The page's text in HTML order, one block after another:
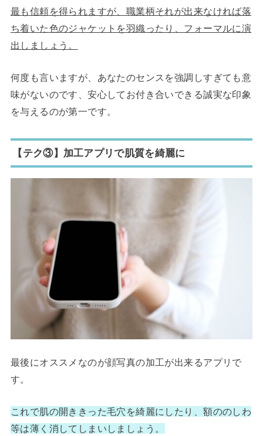
最も信頼を得られますが、職業柄それが出来なければ落
ち着いた色のジャケットを羽織ったり、フォーマルに演
出しましょう。
何度も言いますが、あなたのセンスを強調しすぎても意
味がないのです、安心してお付き合いできる誠実な印象
を与えるのが第一です。
【テク③】加工アプリで肌質を綺麗に
最後にオススメなのが顔写真の加工が出来るアプリで
す。
これで肌の開ききった毛穴を綺麗にしたり、額ののしわ
等は薄く消してしまいしましょう。